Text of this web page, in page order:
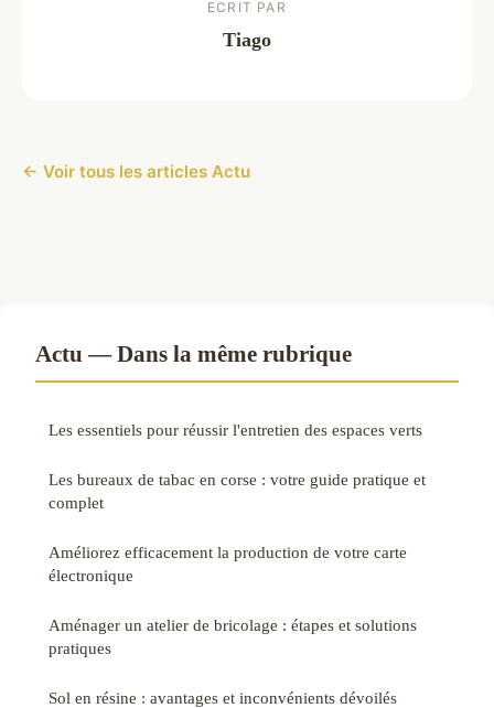
ECRIT PAR
Tiago
← Voir tous les articles Actu
Actu — Dans la même rubrique
Les essentiels pour réussir l'entretien des espaces verts
Les bureaux de tabac en corse : votre guide pratique et
complet
Améliorez efficacement la production de votre carte
électronique
Aménager un atelier de bricolage : étapes et solutions
pratiques
Sol en résine : avantages et inconvénients dévoilés